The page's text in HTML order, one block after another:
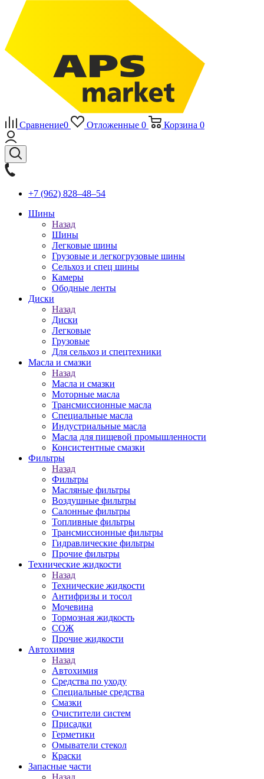
Сравнение0 Отложенные 0 Корзина 0
+7 (962) 828‒48‒54
Шины
Назад
Шины
Легковые шины
Грузовые и легкогрузовые шины
Сельхоз и спец шины
Камеры
Ободные ленты
Диски
Назад
Диски
Легковые
Грузовые
Для сельхоз и спецтехники
Масла и смазки
Назад
Масла и смазки
Моторные масла
Трансмиссионные масла
Специальные масла
Индустриальные масла
Масла для пищевой промышленности
Консистентные смазки
Фильтры
Назад
Фильтры
Масляные фильтры
Воздушные фильтры
Салонные фильтры
Топливные фильтры
Трансмиссионные фильтры
Гидравлические фильтры
Прочие фильтры
Технические жидкости
Назад
Технические жидкости
Антифризы и тосол
Мочевина
Тормозная жидкость
СОЖ
Прочие жидкости
Автохимия
Назад
Автохимия
Средства по уходу
Специальные средства
Смазки
Очистители систем
Присадки
Герметики
Омыватели стекол
Краски
Запасные части
Назад